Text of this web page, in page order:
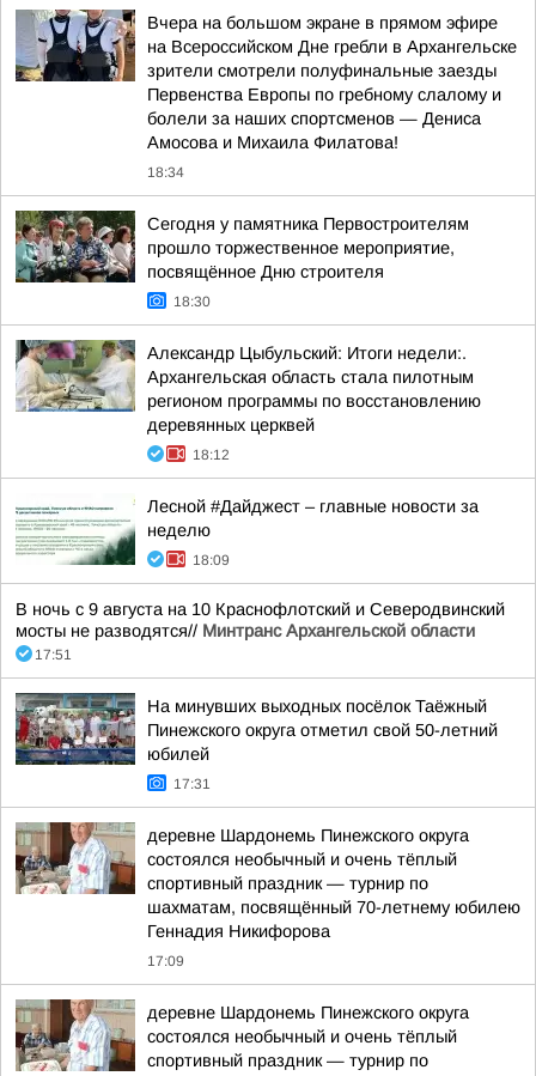
Вчера на большом экране в прямом эфире
на Всероссийском Дне гребли в Архангельске
зрители смотрели полуфинальные заезды
Первенства Европы по гребному слалому и
болели за наших спортсменов — Дениса
Амосова и Михаила Филатова!
18:34
Сегодня у памятника Первостроителям
прошло торжественное мероприятие,
посвящённое Дню строителя
18:30
Александр Цыбульский: Итоги недели:.
Архангельская область стала пилотным
регионом программы по восстановлению
деревянных церквей
18:12
Лесной #Дайджест – главные новости за
неделю
18:09
В ночь с 9 августа на 10 Краснофлотский и Северодвинский
мосты не разводятся// Минтранс Архангельской области
17:51
На минувших выходных посёлок Таёжный
Пинежского округа отметил свой 50-летний
юбилей
17:31
деревне Шардонемь Пинежского округа
состоялся необычный и очень тёплый
спортивный праздник — турнир по
шахматам, посвящённый 70-летнему юбилею
Геннадия Никифорова
17:09
деревне Шардонемь Пинежского округа
состоялся необычный и очень тёплый
спортивный праздник — турнир по